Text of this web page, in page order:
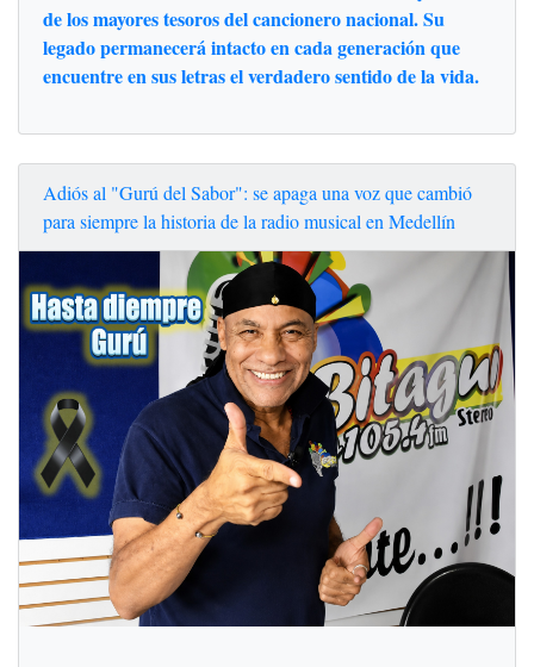
de los mayores tesoros del cancionero nacional. Su
legado permanecerá intacto en cada generación que
encuentre en sus letras el verdadero sentido de la vida.
Adiós al "Gurú del Sabor": se apaga una voz que cambió
para siempre la historia de la radio musical en Medellín